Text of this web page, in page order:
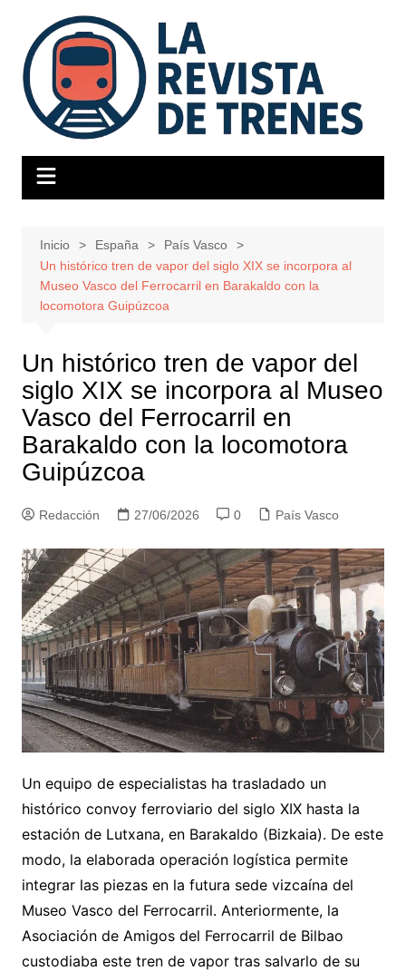
contenido
Inicio España
País Vasco
Un histórico tren de vapor del siglo XIX se incorpora al
Museo Vasco del Ferrocarril en Barakaldo con la
locomotora Guipúzcoa
Un histórico tren de vapor del
siglo XIX se incorpora al Museo
Vasco del Ferrocarril en
Barakaldo con la locomotora
Guipúzcoa
Redacción 27/06/2026 0 País Vasco
Un equipo de especialistas ha trasladado un
histórico convoy ferroviario del siglo XIX hasta la
estación de Lutxana, en Barakaldo (Bizkaia). De este
modo, la elaborada operación logística permite
integrar las piezas en la futura sede vizcaína del
Museo Vasco del Ferrocarril. Anteriormente, la
Asociación de Amigos del Ferrocarril de Bilbao
custodiaba este tren de vapor tras salvarlo de su